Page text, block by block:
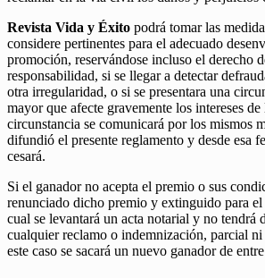
Revista Vida y Éxito podrá tomar las
considere pertinentes para el adecuado
promoción, reservándose incluso el derecho
responsabilidad, si se llegar a detectar
otra irregularidad, o si se presentara una
mayor que afecte gravemente los intereses de
circunstancia se comunicará por los mismos
difundió el presente reglamento y desde esa
cesará.
Si el ganador no acepta el premio o sus
renunciado dicho premio y extinguido para
cual se levantará un acta notarial y no tendrá
cualquier reclamo o indemnización, parcial
este caso se sacará un nuevo ganador de